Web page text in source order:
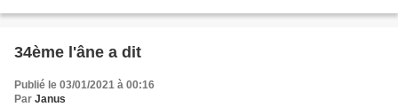
34ème l'âne a dit
Publié le 03/01/2021 à 00:16
Par Janus